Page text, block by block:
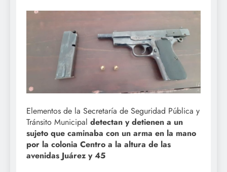
Elementos de la Secretaría de Seguridad Pública y
Tránsito Municipal detectan y detienen a un
sujeto que caminaba con un arma en la mano
por la colonia Centro a la altura de las
avenidas Juárez y 45